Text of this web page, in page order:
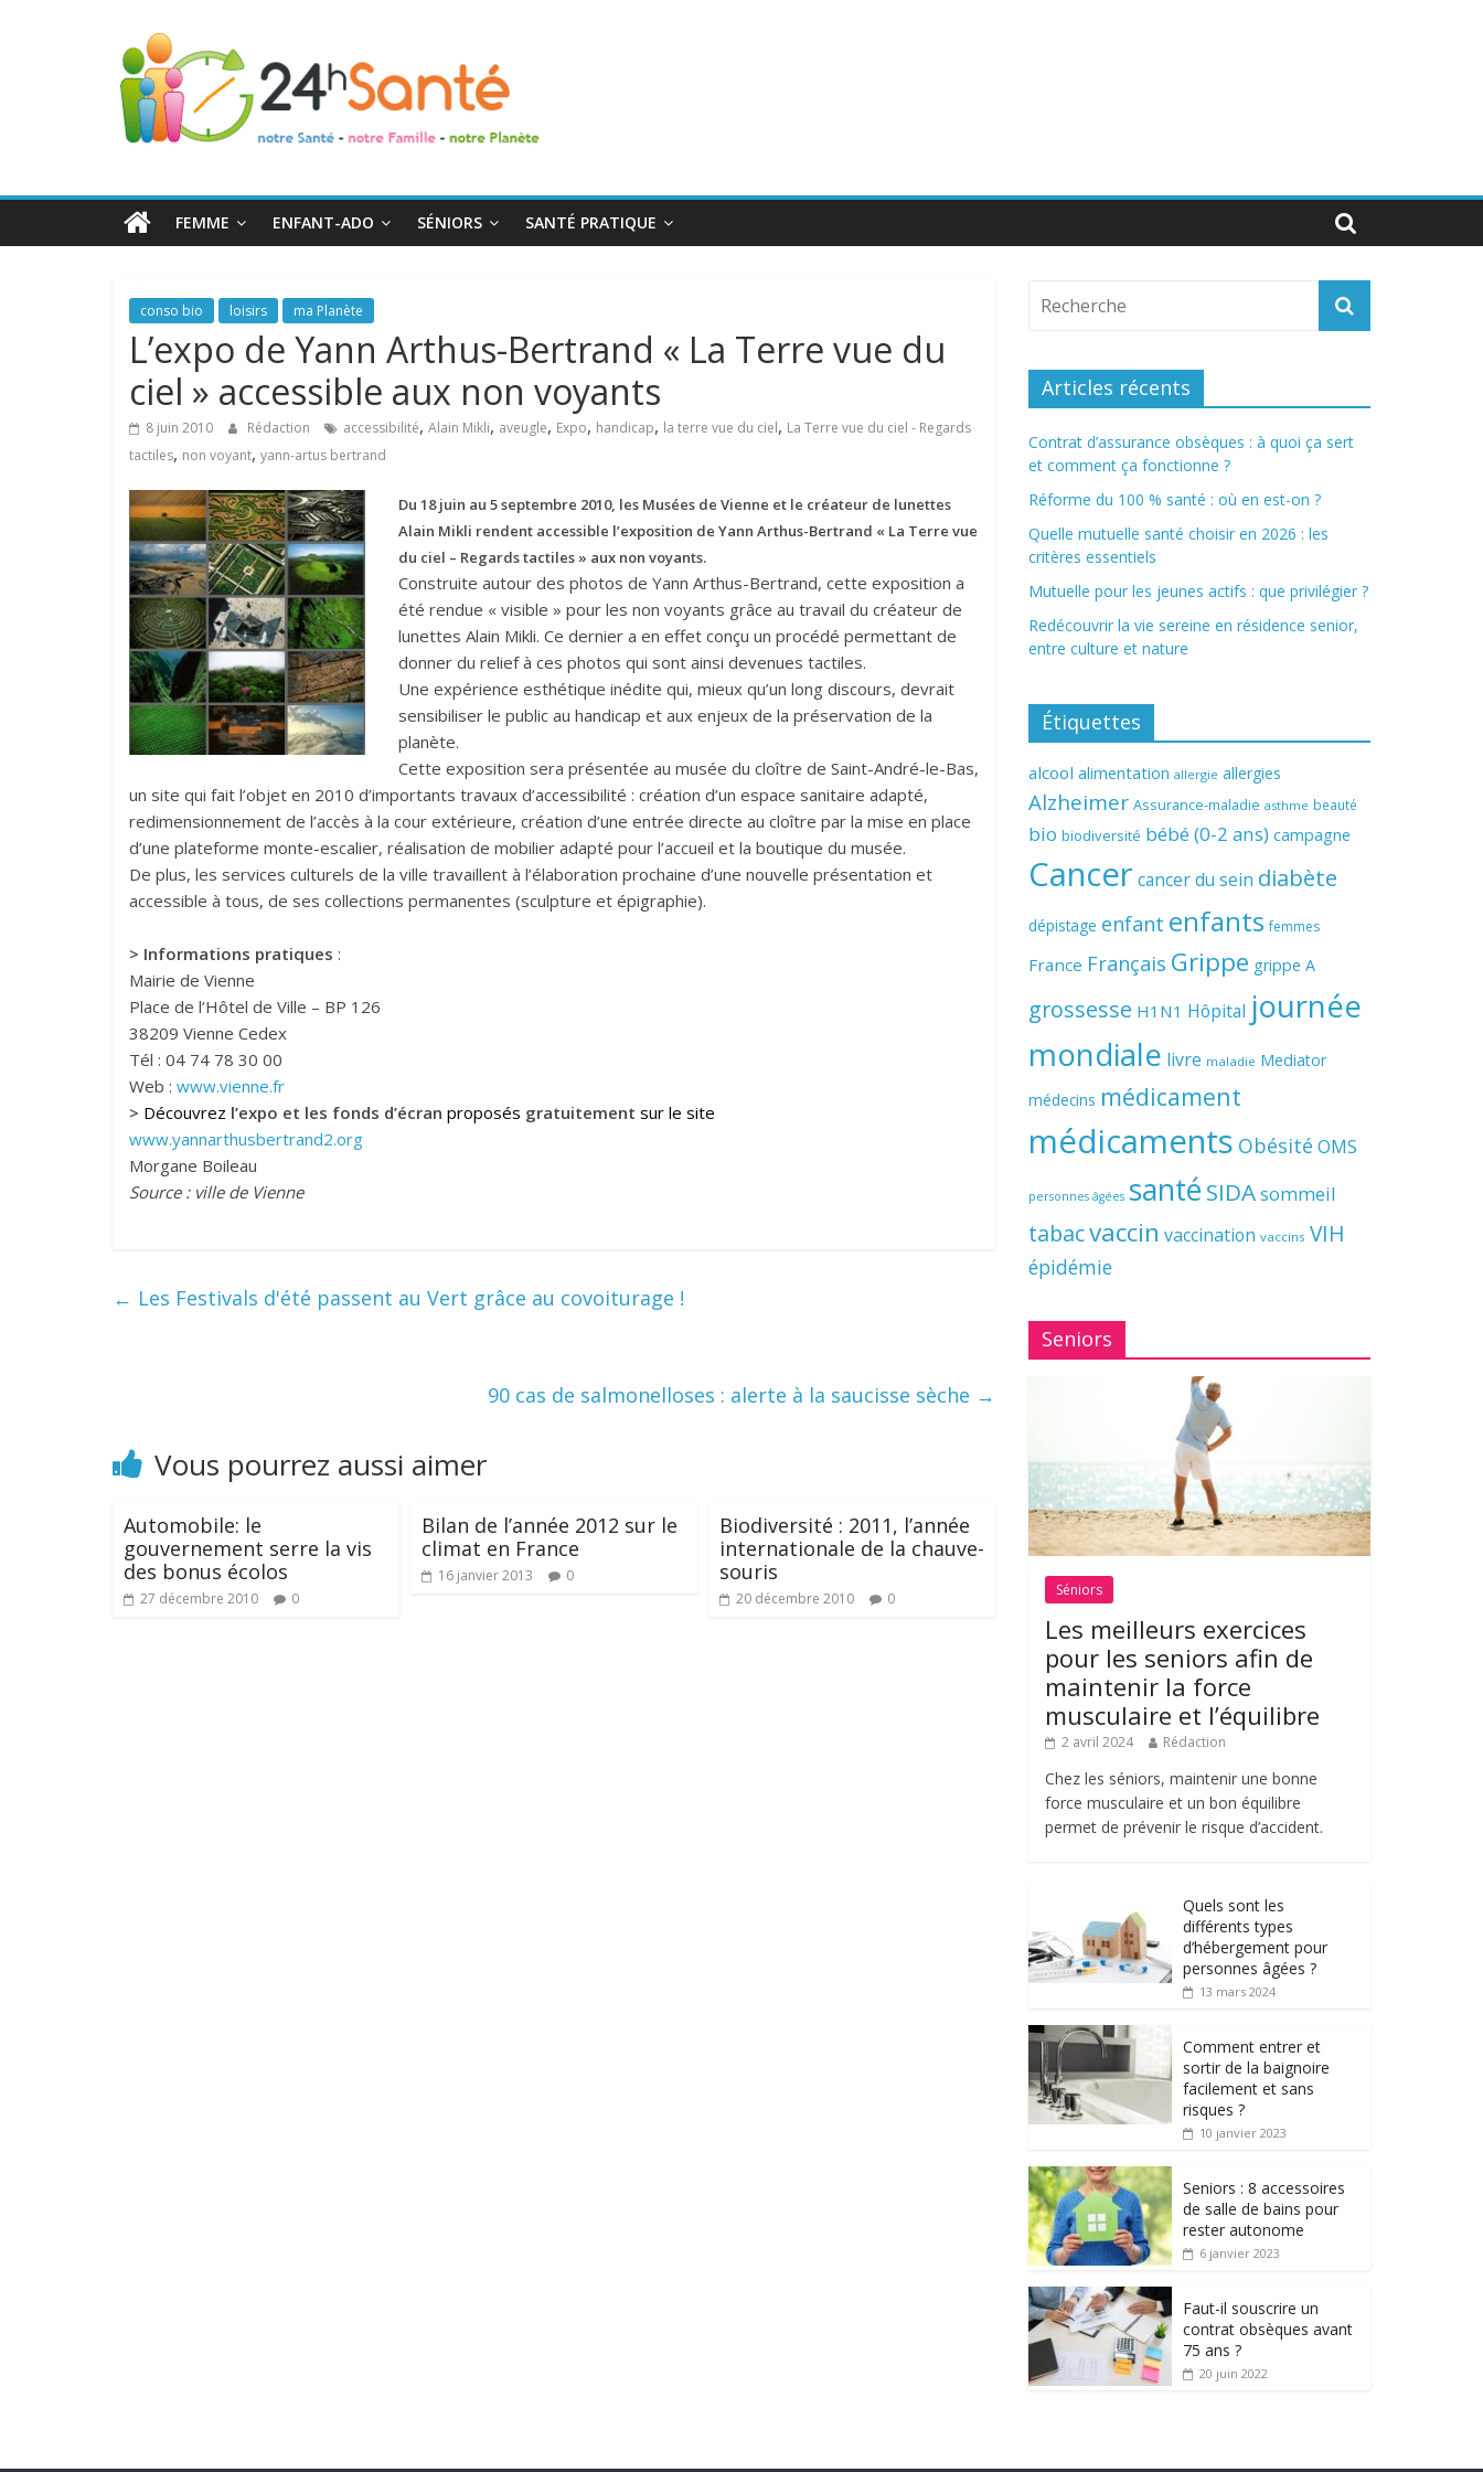
24h
Santé
toute
FEMME ENFANT-ADO SÉNIORS SANTÉ PRATIQUE
conso bio loisirs ma Planète
L’expo de Yann Arthus-Bertrand « La Terre vue du
ciel » accessible aux non voyants
8 juin 2010 Rédaction accessibilité, Alain Mikli, aveugle, Expo, handicap, la terre vue du ciel, La Terre vue du ciel - Regards
tactiles, non voyant, yann-artus bertrand
Du 18 juin au 5 septembre 2010, les Musées de Vienne et le créateur de lunettes
Alain Mikli rendent accessible l’exposition de Yann Arthus-Bertrand « La Terre vue
du ciel – Regards tactiles » aux non voyants.
Construite autour des photos de Yann Arthus-Bertrand, cette exposition a
été rendue « visible » pour les non voyants grâce au travail du créateur de
lunettes Alain Mikli. Ce dernier a en effet conçu un procédé permettant de
donner du relief à ces photos qui sont ainsi devenues tactiles.
Une expérience esthétique inédite qui, mieux qu’un long discours, devrait
sensibiliser le public au handicap et aux enjeux de la préservation de la
planète.
Cette exposition sera présentée au musée du cloître de Saint-André-le-Bas,
un site qui fait l’objet en 2010 d’importants travaux d’accessibilité : création d’un espace sanitaire adapté,
redimensionnement de l’accès à la cour extérieure, création d’une entrée directe au cloître par la mise en place
d’une plateforme monte-escalier, réalisation de mobilier adapté pour l’accueil et la boutique du musée.
De plus, les services culturels de la ville travaillent à l’élaboration prochaine d’une nouvelle présentation et
accessible à tous, de ses collections permanentes (sculpture et épigraphie).
> Informations pratiques :
Mairie de Vienne
Place de l’Hôtel de Ville – BP 126
38209 Vienne Cedex
Tél : 04 74 78 30 00
Web : www.vienne.fr
> Découvrez l’expo et les fonds d’écran proposés gratuitement sur le site
www.yannarthusbertrand2.org
Morgane Boileau
Source : ville de Vienne
← Les Festivals d'été passent au Vert grâce au covoiturage !
90 cas de salmonelloses : alerte à la saucisse sèche →
Vous pourrez aussi aimer
Automobile: le
gouvernement serre la vis
des bonus écolos
27 décembre 2010 0
Bilan de l’année 2012 sur le
climat en France
16 janvier 2013 0
Biodiversité : 2011, l’année
internationale de la chauve-
souris
20 décembre 2010 0
Articles récents
Contrat d’assurance obsèques : à quoi ça sert
et comment ça fonctionne ?
Réforme du 100 % santé : où en est-on ?
Quelle mutuelle santé choisir en 2026 : les
critères essentiels
Mutuelle pour les jeunes actifs : que privilégier ?
Redécouvrir la vie sereine en résidence senior,
entre culture et nature
Étiquettes
alcool alimentation allergie allergies
Alzheimer Assurance-maladie asthme beauté
bio biodiversité bébé (0-2 ans) campagne
Cancer cancer du sein diabète
dépistage enfant enfants femmes
France Français Grippe grippe A
grossesse H1N1 Hôpital journée
mondiale livre maladie Mediator
médecins médicament
médicaments Obésité OMS
personnes âgées santé SIDAsommeil
tabacvaccin vaccination vaccins VIH
épidémie
Seniors
Séniors
Les meilleurs exercices
pour les seniors afin de
maintenir la force
musculaire et l’équilibre
2 avril 2024 Rédaction
Chez les séniors, maintenir une bonne
force musculaire et un bon équilibre
permet de prévenir le risque d’accident.
Quels sont les
différents types
d’hébergement pour
personnes âgées ?
13 mars 2024
Comment entrer et
sortir de la baignoire
facilement et sans
risques ?
10 janvier 2023
Seniors : 8 accessoires
de salle de bains pour
rester autonome
6 janvier 2023
Faut-il souscrire un
contrat obsèques avant
75 ans ?
20 juin 2022